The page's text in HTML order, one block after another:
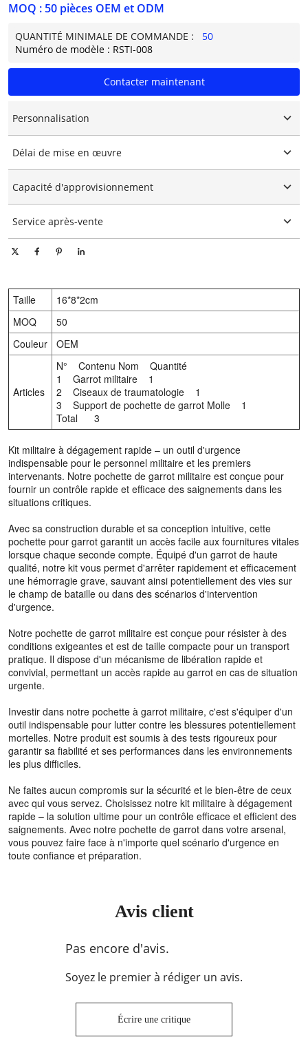
MOQ : 50 pièces OEM et ODM
QUANTITÉ MINIMALE DE COMMANDE :
50
Numéro de modèle : RSTI-008
Contacter maintenant
Personnalisation
Emballage personnalisé
Délai de mise en œuvre
Capacité d'approvisionnement
Service après-vente
Taille
16*8*2cm
MOQ
50
Couleur
OEM
Articles
N° Contenu Nom Quantité
1 Garrot militaire 1
2 Ciseaux de traumatologie 1
3 Support de pochette de garrot Molle 1
Total 3
Kit militaire à dégagement rapide – un outil d'urgence
indispensable pour le personnel militaire et les premiers
intervenants. Notre pochette de garrot militaire est conçue pour
fournir un contrôle rapide et efficace des saignements dans les
situations critiques.
Avec sa construction durable et sa conception intuitive, cette
pochette pour garrot garantit un accès facile aux fournitures vitales
lorsque chaque seconde compte. Équipé d'un garrot de haute
qualité, notre kit vous permet d'arrêter rapidement et efficacement
une hémorragie grave, sauvant ainsi potentiellement des vies sur
le champ de bataille ou dans des scénarios d'intervention
d'urgence.
Notre pochette de garrot militaire est conçue pour résister à des
conditions exigeantes et est de taille compacte pour un transport
pratique. Il dispose d'un mécanisme de libération rapide et
convivial, permettant un accès rapide au garrot en cas de situation
urgente.
Investir dans notre pochette à garrot militaire, c'est s'équiper d'un
outil indispensable pour lutter contre les blessures potentiellement
mortelles. Notre produit est soumis à des tests rigoureux pour
garantir sa fiabilité et ses performances dans les environnements
les plus difficiles.
Ne faites aucun compromis sur la sécurité et le bien-être de ceux
avec qui vous servez. Choisissez notre kit militaire à dégagement
rapide – la solution ultime pour un contrôle efficace et efficient des
saignements. Avec notre pochette de garrot dans votre arsenal,
vous pouvez faire face à n'importe quel scénario d'urgence en
toute confiance et préparation.
Avis client
Pas encore d'avis.
Soyez le premier à rédiger un avis.
Écrire une critique